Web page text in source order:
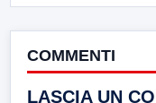
COMMENTI
LASCIA UN